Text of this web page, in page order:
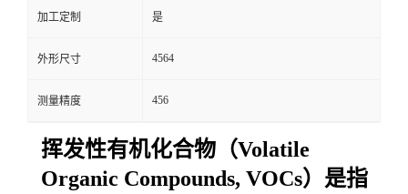
加工定制 是
外形尺寸 4564
测量精度 456
挥发性有机化合物（Volatile
Organic Compounds, VOCs）是指